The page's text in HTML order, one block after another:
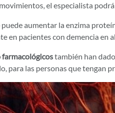
el especialista
puede aumentar la enzima
en pacientes con demencia en
también han
para las personas que tengan